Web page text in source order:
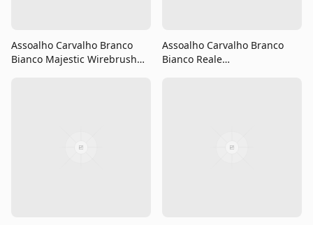
Assoalho Carvalho Branco
Bianco Majestic Wirebrush
Assoalho Carvalho Branco
Bianco Reale